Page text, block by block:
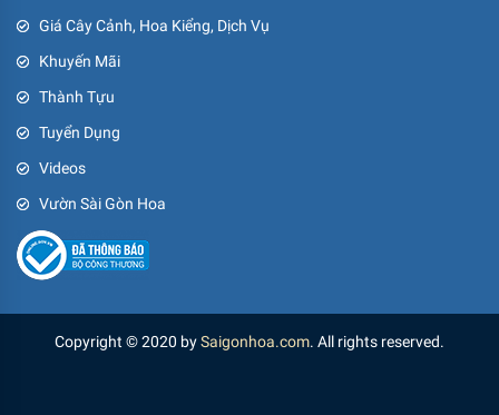
Giá Cây Cảnh, Hoa Kiểng, Dịch Vụ
Khuyến Mãi
Thành Tựu
Tuyển Dụng
Videos
Vườn Sài Gòn Hoa
Copyright © 2020 bySaigonhoa.com. All rights reserved.